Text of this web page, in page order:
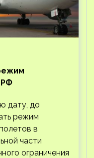
РФ
дату, до
режим
в
части
ограничения